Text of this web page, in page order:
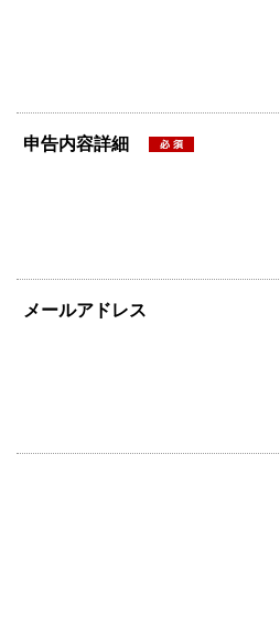
申告内容詳細
メールアドレス